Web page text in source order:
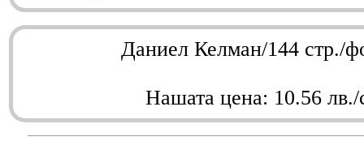
Даниел Келман/144 стр./
Нашата цена: 10.56 лв./